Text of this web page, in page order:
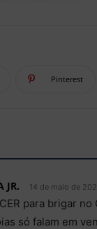
Pinterest
JR. 14 de maio de
para brigar
só falam em